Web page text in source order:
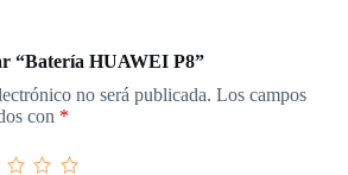
“Batería HUAWEI P8”
no será publicada. Los campos
con *